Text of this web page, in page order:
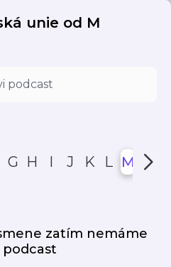
unie od M
G H I J K L M N
zatím nemáme
podcast